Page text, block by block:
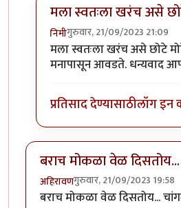
मला स्वतःला खरंच असे
निमीगुरुवार, 21/09/2023 21:09
In reply toवा क्या बात हॅby
मला स्वतःला खरंच असे छोटे
मनापासून आवडते. धन्यवाद
प्रतिसाद देण्यासाठीलॉग इन
बराच मोकळा वेळ दिसतोय...
अहिरावणगुरुवार, 21/09/2023 19:58
बराच मोकळा वेळ दिसतोय...